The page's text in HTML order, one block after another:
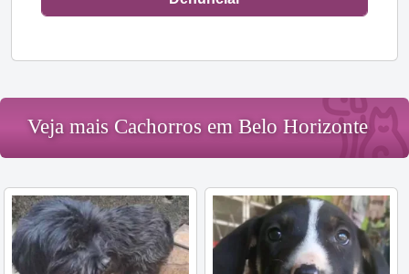
Veja mais Cachorros em Belo Horizonte